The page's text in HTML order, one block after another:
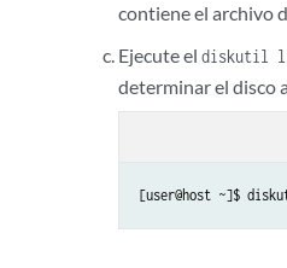
contiene el archivo
Ejecute eldiskutil
determinar el disco